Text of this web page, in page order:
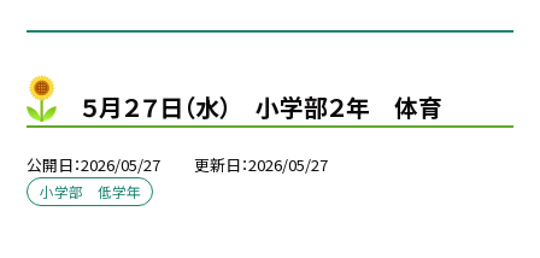
５月２７日（水） 小学部２年 体育
公開日 2026/05/27 更新日 2026/05/27
小学部 低学年